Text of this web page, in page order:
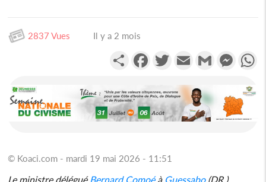
2837 Vues Il y a 2 mois
PartagerFacebookTwitterEmail Gmail
© Koaci.com - mardi 19 mai 2026 - 11:51
Le ministre déléguéBernard Comoéà Guessabo(DR )